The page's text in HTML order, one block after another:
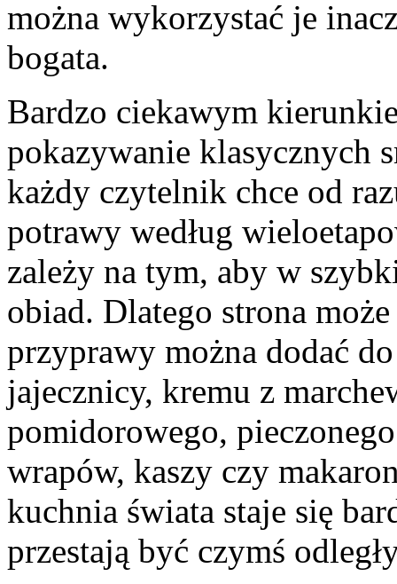
można wykorzystać je
bogata.
Bardzo ciekawym
pokazywanie klasycznych
każdy czytelnik chce od
potrawy według
zależy na tym, aby w
obiad. Dlatego strona
przyprawy można dodać
jajecznicy, kremu z
pomidorowego,
wrapów, kaszy czy
kuchnia świata staje się
przestają być czymś